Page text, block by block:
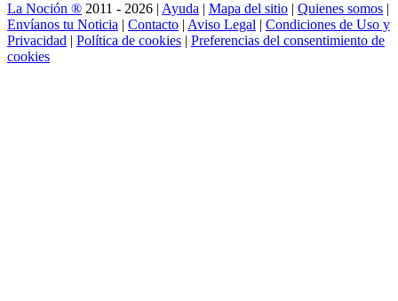
La Noción ® 2011 - 2026 | Ayuda | Mapa del sitio | Quienes somos |
Envíanos tu Noticia | Contacto | Aviso Legal | Condiciones de Uso y
Privacidad | Política de cookies | Preferencias del consentimiento de
cookies